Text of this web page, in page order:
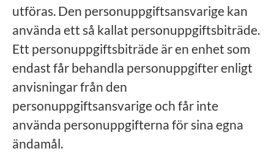
utföras. Den personuppgiftsansvarige kan
använda ett så kallat personuppgiftsbiträde.
Ett personuppgiftsbiträde är en enhet som
endast får behandla personuppgifter enligt
anvisningar från den
personuppgiftsansvarige och får inte
använda personuppgifterna för sina egna
ändamål.